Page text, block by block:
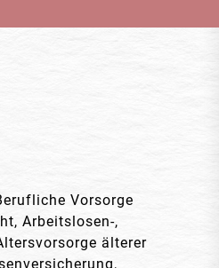
Vorsorge
Arbeitslosen-,
älterer